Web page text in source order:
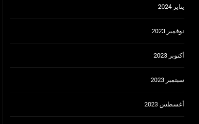
يناير 2024
نوفمبر 2023
أكتوبر 2023
سبتمبر 2023
أغسطس 2023